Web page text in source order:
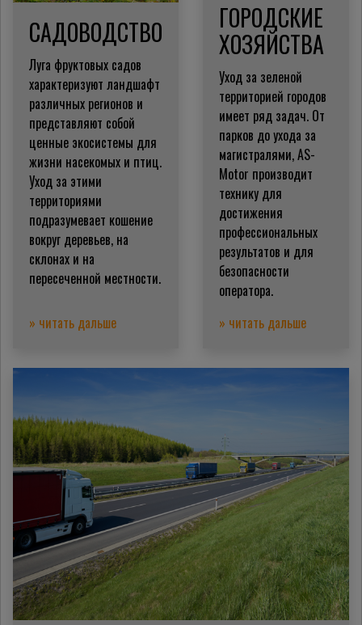
САДОВОДСТВО
Луга фруктовых садов
характеризуют ландшафт
различных регионов и
представляют собой
ценные экосистемы для
жизни насекомых и птиц.
Уход за этими
территориями
подразумевает кошение
вокруг деревьев, на
склонах и на
пересеченной местности.
» читать дальше
ГОРОДСКИЕ
ХОЗЯЙСТВА
Уход за зеленой
территорией городов
имеет ряд задач. От
парков до ухода за
магистралями, AS-
Motor производит
технику для
достижения
профессиональных
результатов и для
безопасности
оператора.
» читать дальше